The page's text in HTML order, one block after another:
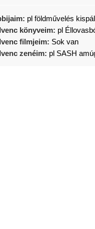
pl földművelés
könyveim: pl
filmjeim: Sok van
zenéim: pl SASH